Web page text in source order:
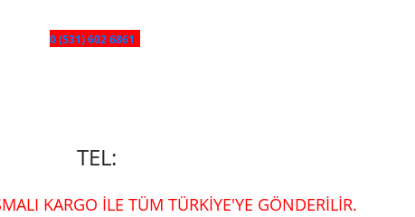
0 (531) 602 6861
TEL:
KARGO İLE TÜM TÜRKİYE'YE GÖNDERİLİR.